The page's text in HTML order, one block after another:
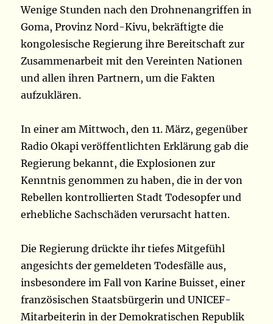
Wenige Stunden nach den Drohnenangriffen in
Goma, Provinz Nord-Kivu, bekräftigte die
kongolesische Regierung ihre Bereitschaft zur
Zusammenarbeit mit den Vereinten Nationen
und allen ihren Partnern, um die Fakten
aufzuklären.
In einer am Mittwoch, den 11. März, gegenüber
Radio Okapi veröffentlichten Erklärung gab die
Regierung bekannt, die Explosionen zur
Kenntnis genommen zu haben, die in der von
Rebellen kontrollierten Stadt Todesopfer und
erhebliche Sachschäden verursacht hatten.
Die Regierung drückte ihr tiefes Mitgefühl
angesichts der gemeldeten Todesfälle aus,
insbesondere im Fall von Karine Buisset, einer
französischen Staatsbürgerin und UNICEF-
Mitarbeiterin in der Demokratischen Republik